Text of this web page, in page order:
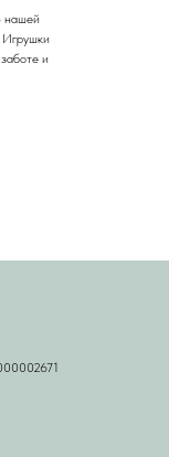
нашей
Игрушки
и